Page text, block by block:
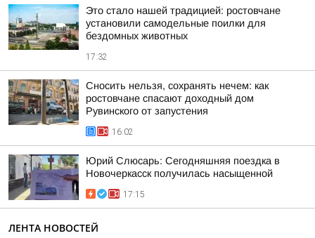
Это стало нашей традицией: ростовчане
установили самодельные поилки для
бездомных животных
17:32
Сносить нельзя, сохранять нечем: как
ростовчане спасают доходный дом
Рувинского от запустения
16:02
Юрий Слюсарь: Сегодняшняя поездка в
Новочеркасск получилась насыщенной
17:15
ЛЕНТА НОВОСТЕЙ